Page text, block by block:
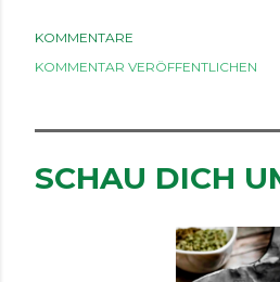
KOMMENTARE
KOMMENTAR VERÖFFENTLICHEN
SCHAU DICH